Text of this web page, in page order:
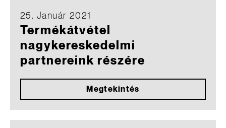
25. Január 2021
Termékátvétel
nagykereskedelmi
partnereink részére
Megtekintés